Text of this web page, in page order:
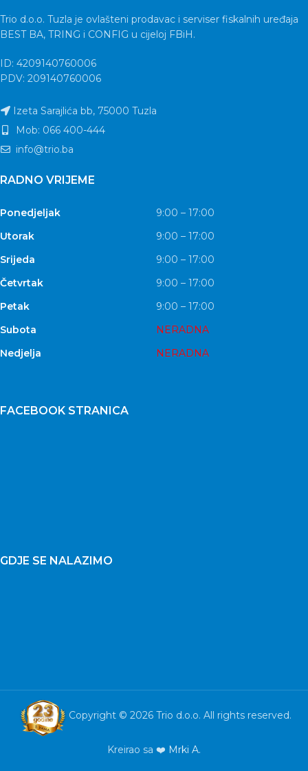
Trio d.o.o. Tuzla je ovlašteni prodavac i serviser fiskalnih uređaja
BEST BA, TRING i CONFIG u cijeloj FBiH.
ID: 4209140760006
PDV: 209140760006
Izeta Sarajlića bb, 75000 Tuzla
Mob: 066 400-444
info@trio.ba
RADNO VRIJEME
Ponedjeljak
9:00 – 17:00
Utorak
9:00 – 17:00
Srijeda
9:00 – 17:00
Četvrtak
9:00 – 17:00
Petak
9:00 – 17:00
Subota
NERADNA
Nedjelja
NERADNA
FACEBOOK STRANICA
GDJE SE NALAZIMO
Copyright © 2026 Trio d.o.o. All rights reserved.
Kreirao sa ❤️ Mrki A.